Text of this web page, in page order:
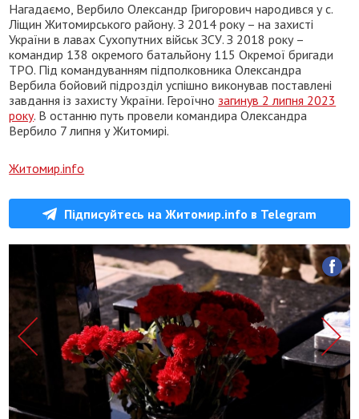
Нагадаємо, Вербило Олександр Григорович народився у с.
Ліщин Житомирського району. З 2014 року – на захисті
України в лавах Сухопутних військ ЗСУ. З 2018 року –
командир 138 окремого батальйону 115 Окремої бригади
ТРО. Під командуванням підполковника Олександра
Вербила бойовий підрозділ успішно виконував поставлені
завдання із захисту України. Героїчно загинув 2 липня 2023
року. В останню путь провели командира Олександра
Вербило 7 липня у Житомирі.
Житомир.info
Підписуйтесь на Житомир.info в Telegram